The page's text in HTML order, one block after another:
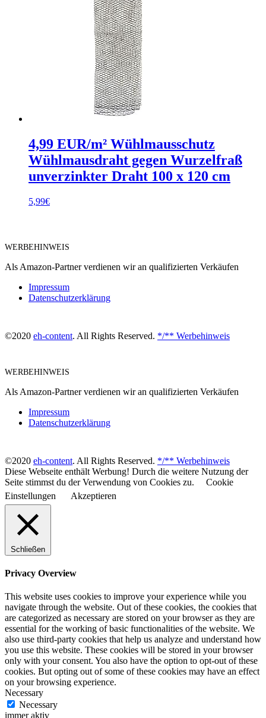
4,99 EUR/m² Wühlmausschutz
Wühlmausdraht gegen Wurzelfraß
unverzinkter Draht 100 x 120 cm
5,99€
WERBEHINWEIS
Als Amazon-Partner verdienen wir an qualifizierten Verkäufen
Impressum
Datenschutzerklärung
©2020 eh-content. All Rights Reserved. */** Werbehinweis
WERBEHINWEIS
Als Amazon-Partner verdienen wir an qualifizierten Verkäufen
Impressum
Datenschutzerklärung
©2020 eh-content. All Rights Reserved. */** Werbehinweis
Diese Webseite enthält Werbung! Durch die weitere Nutzung der
Seite stimmst du der Verwendung von Cookies zu.
Cookie
Einstellungen
Akzeptieren
Schließen
Privacy Overview
This website uses cookies to improve your experience while you
navigate through the website. Out of these cookies, the cookies that
are categorized as necessary are stored on your browser as they are
essential for the working of basic functionalities of the website. We
also use third-party cookies that help us analyze and understand how
you use this website. These cookies will be stored in your browser
only with your consent. You also have the option to opt-out of these
cookies. But opting out of some of these cookies may have an effect
on your browsing experience.
Necessary
Necessary
immer aktiv